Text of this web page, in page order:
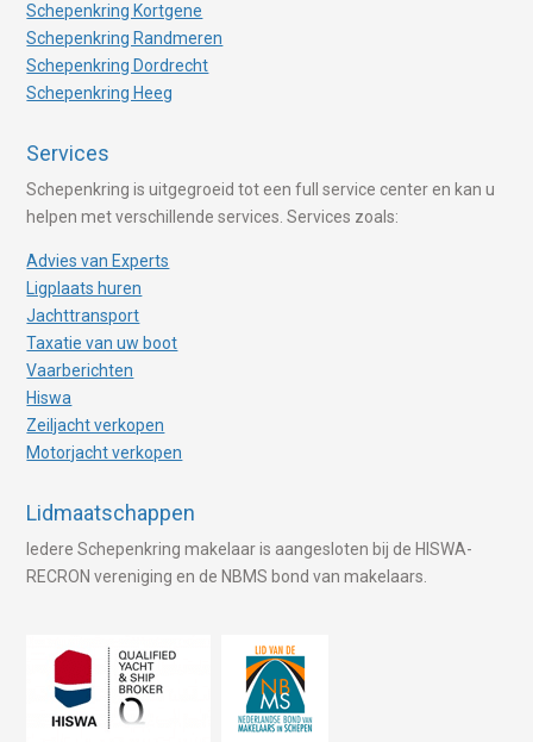
Schepenkring Kortgene
Schepenkring Randmeren
Schepenkring Dordrecht
Schepenkring Heeg
Services
Schepenkring is uitgegroeid tot een full service center en kan u
helpen met verschillende services. Services zoals:
Advies van Experts
Ligplaats huren
Jachttransport
Taxatie van uw boot
Vaarberichten
Hiswa
Zeiljacht verkopen
Motorjacht verkopen
Lidmaatschappen
Iedere Schepenkring makelaar is aangesloten bij de HISWA-
RECRON vereniging en de NBMS bond van makelaars.